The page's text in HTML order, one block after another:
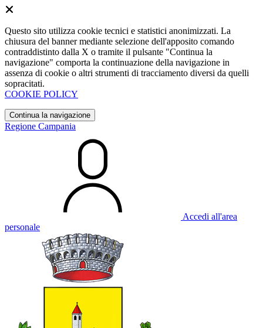
Questo sito utilizza cookie tecnici e statistici anonimizzati. La
chiusura del banner mediante selezione dell'apposito comando
contraddistinto dalla X o tramite il pulsante "Continua la
navigazione" comporta la continuazione della navigazione in
assenza di cookie o altri strumenti di tracciamento diversi da quelli
sopracitati.
COOKIE POLICY
Continua la navigazione
Regione Campania
Accedi all'area
personale